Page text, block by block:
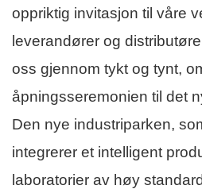
oppriktig invitasjon til våre
leverandører og
oss ​​gjennom tykt og tynt,
åpningsseremonien til det
Den nye industriparken,
integrerer et intelligent
laboratorier av høy